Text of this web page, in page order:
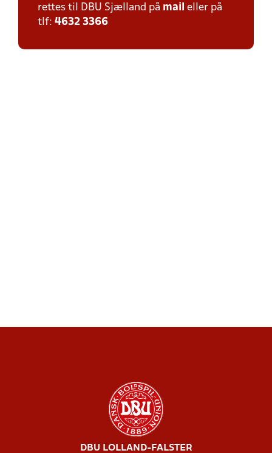
rettes til DBU Sjælland på mail eller på
tlf: 4632 3366
DBU LOLLAND-FALSTER